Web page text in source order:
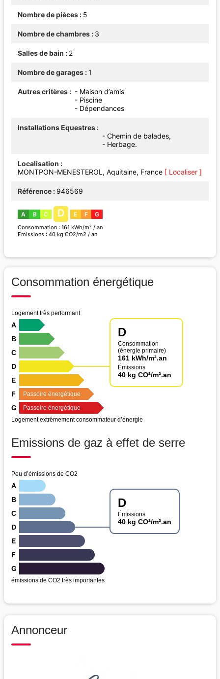
Nombre de pièces 5
Nombre de chambres 3
Salles de bain 2
Nombre de garages 1
Autres critères
- Maison d’amis
- Piscine
- Dépendances
Installations Equestres
- Chemin de balades,
- Herbage.
Localisation
MONTPON-MENESTEROL, Aquitaine, France [ Localiser ]
Référence 946569
A B C D E F G
Consommation : 161 kWh/m² / an
Emissions : 40 kg CO2/m2 / an
Consommation énergétique
Logement très performant
D
Consommation
(énergie primaire)
161 kWh/m².an
Émissions
40 kg CO²/m².an
A
B
C
D
E
F
Passoire énergétique
G
Passoire énergétique
Logement extrêmement consommateur d’énergie
Emissions de gaz à effet de serre
Peu d’émissions de CO2
D
Émissions
40 kg CO²/m².an
A
B
C
D
E
F
G
émissions de CO2 très importantes
Annonceur